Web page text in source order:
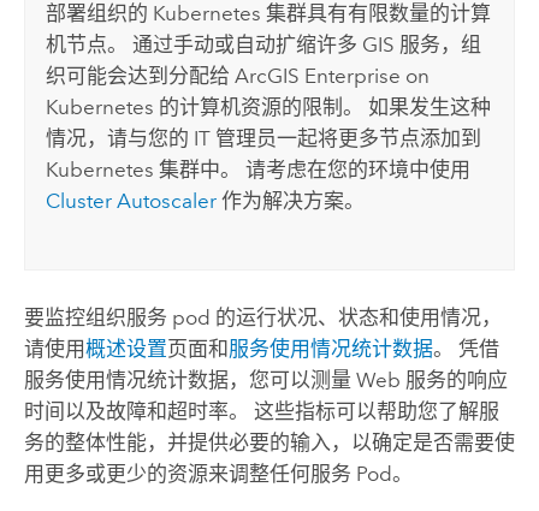
部署组织的 Kubernetes 集群具有有限数量的计算
机节点。 通过手动或自动扩缩许多 GIS 服务，组
织可能会达到分配给ArcGIS Enterprise on
Kubernetes 的计算机资源的限制。 如果发生这种
情况，请与您的 IT 管理员一起将更多节点添加到
Kubernetes 集群中。 请考虑在您的环境中使用
Cluster Autoscaler 作为解决方案。
要监控组织服务 pod 的运行状况、状态和使用情况，
请使用概述设置页面和 服务使用情况统计数据。 凭借
服务使用情况统计数据，您可以测量 Web 服务的响应
时间以及故障和超时率。 这些指标可以帮助您了解服
务的整体性能，并提供必要的输入，以确定是否需要使
用更多或更少的资源来调整任何服务 Pod。